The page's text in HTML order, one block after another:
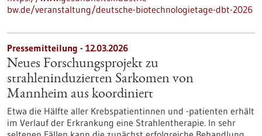
bw.de/veranstaltung/deutsche-biotechnologietage-dbt-2026
Pressemitteilung - 12.03.2026
Neues Forschungsprojekt zu
strahleninduzierten Sarkomen von
Mannheim aus koordiniert
Etwa die Hälfte aller Krebspatientinnen und -patienten erhält
im Verlauf der Erkrankung eine Strahlentherapie. In sehr